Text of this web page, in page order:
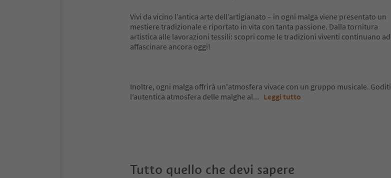
Vivi da vicino l’antica arte dell’artigianato – in ogni malga viene presentato un
mestiere tradizionale e riportato in vita con tanta passione. Dalla tornitura
artistica alle lavorazioni tessili: scopri come le tradizioni viventi continuano ad
affascinare ancora oggi!
Inoltre, ogni malga offrirà un'atmosfera vivace con un gruppo musicale. Goditi
l’autentica atmosfera delle malghe al... Leggi tutto
Tutto quello che devi sapere